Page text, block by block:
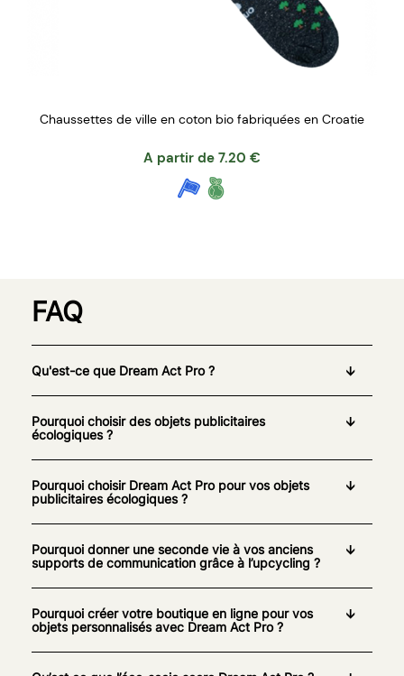
Chaussettes de ville en coton bio fabriquées en Croatie
A partir de 7.20 €
FAQ
Qu'est-ce que Dream Act Pro ?
Pourquoi choisir des objets publicitaires
écologiques ?
Pourquoi choisir Dream Act Pro pour vos objets
publicitaires écologiques ?
Pourquoi donner une seconde vie à vos anciens
supports de communication grâce à l’upcycling ?
Pourquoi créer votre boutique en ligne pour vos
objets personnalisés avec Dream Act Pro ?